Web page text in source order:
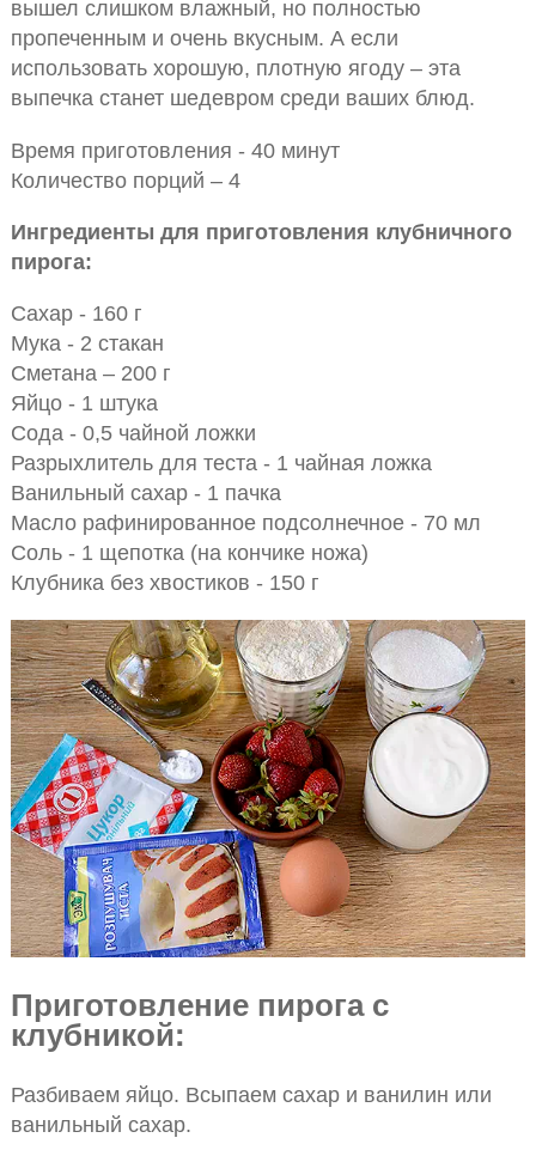
вышел слишком влажный, но полностью
пропеченным и очень вкусным. А если
использовать хорошую, плотную ягоду – эта
выпечка станет шедевром среди ваших блюд.
Время приготовления - 40 минут
Количество порций – 4
Ингредиенты для приготовления клубничного
пирога:
Сахар - 160 г
Мука - 2 стакан
Сметана – 200 г
Яйцо - 1 штука
Сода - 0,5 чайной ложки
Разрыхлитель для теста - 1 чайная ложка
Ванильный сахар - 1 пачка
Масло рафинированное подсолнечное - 70 мл
Соль - 1 щепотка (на кончике ножа)
Клубника без хвостиков - 150 г
Приготовление пирога с
клубникой:
Разбиваем яйцо. Всыпаем сахар и ванилин или
ванильный сахар.